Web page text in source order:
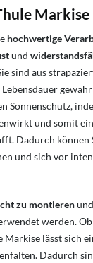
Markise
hochwertige
und
sind aus
Sonnenschutz,
und somit
Dadurch können
und sich vor
zu montieren
werden.
Markise lässt sich
Dadurch